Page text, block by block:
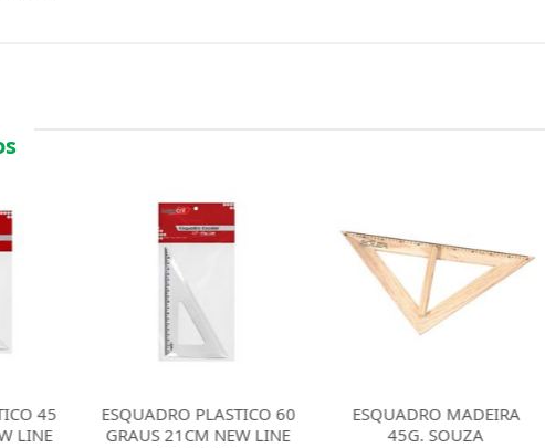
ESQUADRO PLASTICO 60
GRAUS 21CM NEW LINE
ESQUADRO MADEIRA
45G. SOUZA